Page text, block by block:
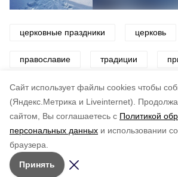
Cайт использует файлы cookies чтобы
(Яндекс.Метрика и Liveinternet).
сайтом, Вы соглашаетесь с Политикой
персональных данных и использовании
браузера.
Принять
церковные праздники церковь
православие традиции
праздники
по оценке
5